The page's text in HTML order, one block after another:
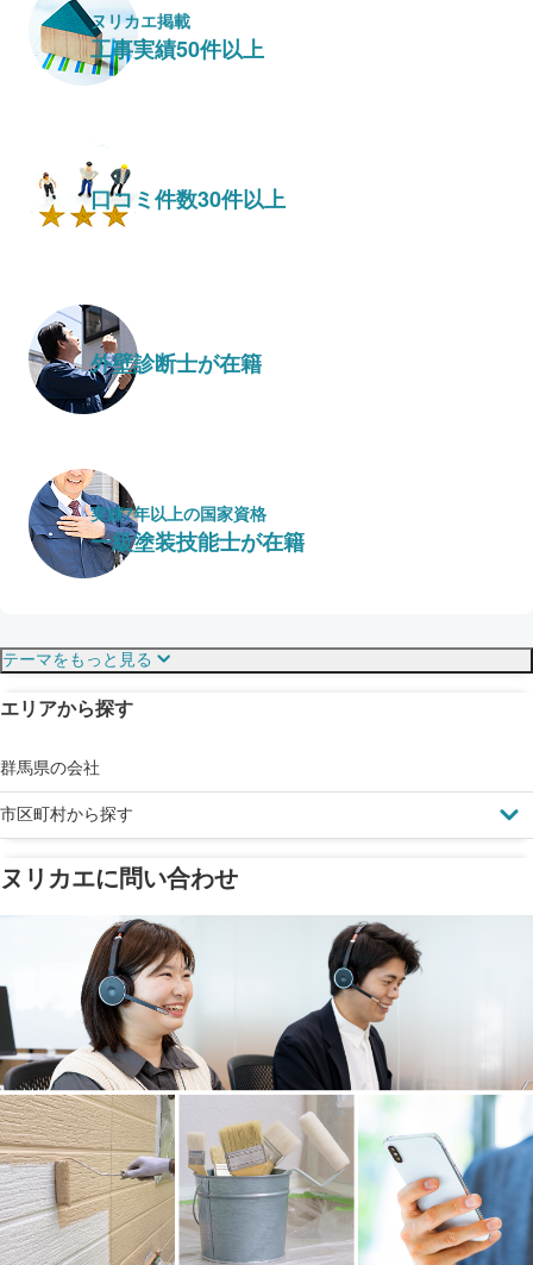
ヌリカエ掲載
工事実績50件以上
口コミ件数30件以上
外壁診断士が在籍
実績7年以上の国家資格
一級塗装技能士が在籍
塗料の​品質を​保証
メーカー保証
工事保険
ご近所トラブルに
賠償保険
見えにくい屋根も安心
ドローン診断
省エネ効果
断熱・遮熱塗料対応
雨漏り修繕
防水工事
テーマをもっと見る
エリアから探す
群馬県の会社
市区町村から探す
ヌリカエに問い合わせ